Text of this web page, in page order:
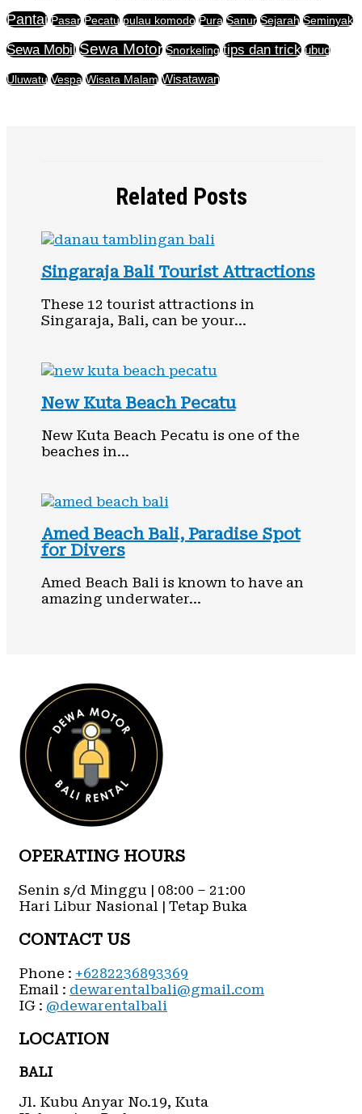
Pantai Pasar Pecatu pulau komodo Pura Sanur Sejarah Seminyak
Sewa Mobil Sewa Motor Snorkeling tips dan trick ubud
Uluwatu Vespa Wisata Malam Wisatawan
Related Posts
Singaraja Bali Tourist Attractions
These 12 tourist attractions in
Singaraja, Bali, can be your…
New Kuta Beach Pecatu
New Kuta Beach Pecatu is one of the
beaches in…
Amed Beach Bali, Paradise Spot
for Divers
Amed Beach Bali is known to have an
amazing underwater…
OPERATING HOURS
Senin s/d Minggu | 08:00 – 21:00
Hari Libur Nasional | Tetap Buka
CONTACT US
Phone : +6282236893369
Email : dewarentalbali@gmail.com
IG : @dewarentalbali
LOCATION
BALI
Jl. Kubu Anyar No.19, Kuta